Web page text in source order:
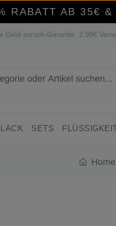
RABATT AB 35€
Geld-zurück-Garantie 2,99€
SETS
Home